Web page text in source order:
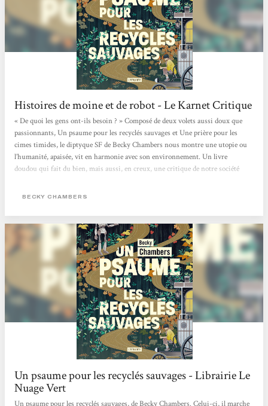
Histoires de moine et de robot - Le Karnet Critique
« De quoi les gens ont-ils besoin ? » Composé de deux volets aussi doux que
passionnants, Un psaume pour les recyclés sauvages et Une prière pour les
cimes timides, le diptyque SF de Becky Chambers nous montre une utopie ou
l’humanité, apaisée, vit en harmonie avec son environnement. Un livre
doudou qui fait du bien, mais aussi, en creux, une critique de notre société
interactions. > Écouter la chronique <
BECKY CHAMBERS
Un psaume pour les recyclés sauvages - Librairie Le
Nuage Vert
Un psaume pour les recyclés sauvages, de Becky Chambers. Celui-ci, il marche